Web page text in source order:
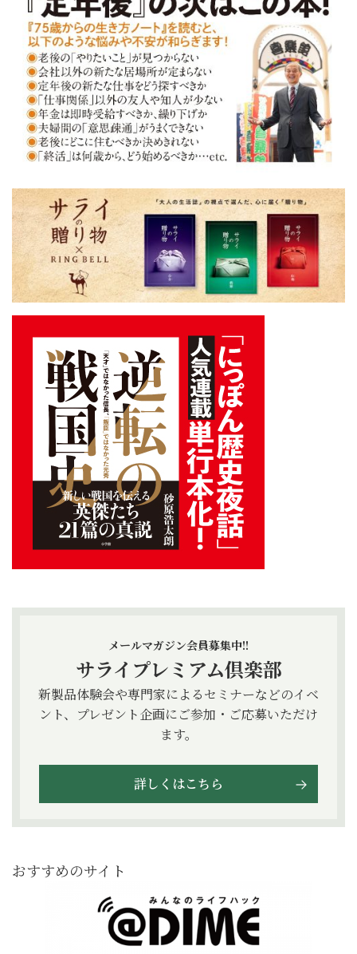
メールマガジン会員募集中!!
サライプレミアム倶楽部
新製品体験会や専門家によるセミナーなどのイベ
ント、プレゼント企画にご参加・ご応募いただけ
ます。
詳しくはこちら
おすすめのサイト